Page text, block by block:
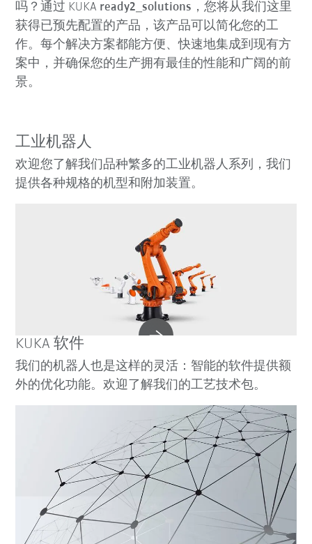
吗？通过 KUKA ready2_solutions ，您将从我们这里
获得已预先配置的产品，该产品可以简化您的工
作。每个解决方案都能方便、快速地集成到现有方
案中，并确保您的生产拥有最佳的性能和广阔的前
景。
工业机器人
欢迎您了解我们品种繁多的工业机器人系列，我们
提供各种规格的机型和附加装置。
KUKA 软件
我们的机器人也是这样的灵活：智能的软件提供额
外的优化功能。欢迎了解我们的工艺技术包。